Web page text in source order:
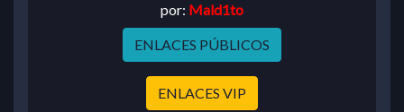
por: Mald1to
ENLACES PÚBLICOS
ENLACES VIP